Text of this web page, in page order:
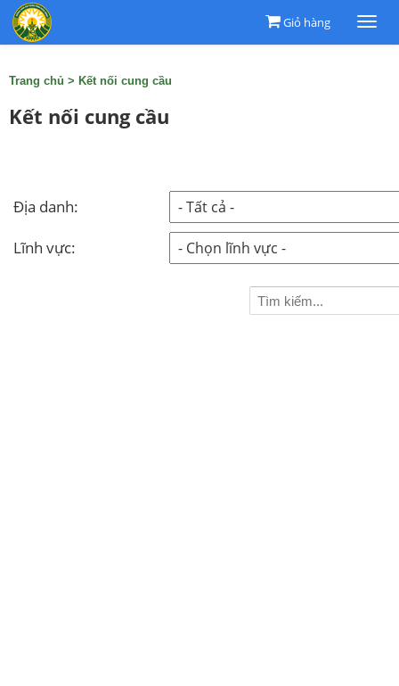
Giỏ hàng
Trang chủ > Kết nối cung cầu
Kết nối cung cầu
Địa danh:
Lĩnh vực: